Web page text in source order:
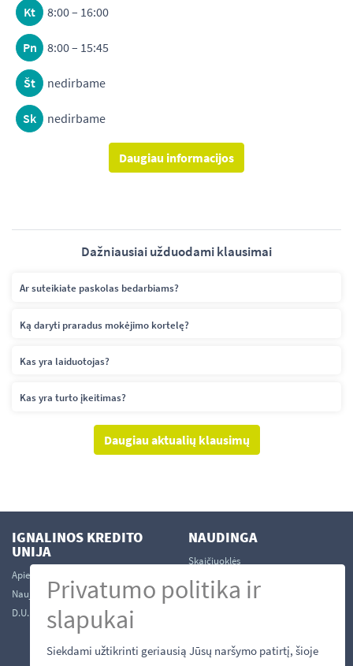
Kt 8:00 – 16:00
Pn 8:00 – 15:45
Št nedirbame
Sk nedirbame
Daugiau informacijos
Dažniausiai užduodami klausimai
Ar suteikiate paskolas bedarbiams?
Ką daryti praradus mokėjimo kortelę?
Kas yra laiduotojas?
Kas yra turto įkeitimas?
Daugiau aktualių klausimų
IGNALINOS KREDITO
UNIJA
Apie mus
Naujienos
D.U.K.
NAUDINGA
Skaičiuoklės
Kontaktai
Tapti nariu
Būstinės
Privatumo politika ir
slapukai
Siekdami užtikrinti geriausią Jūsų naršymo patirtį, šioje